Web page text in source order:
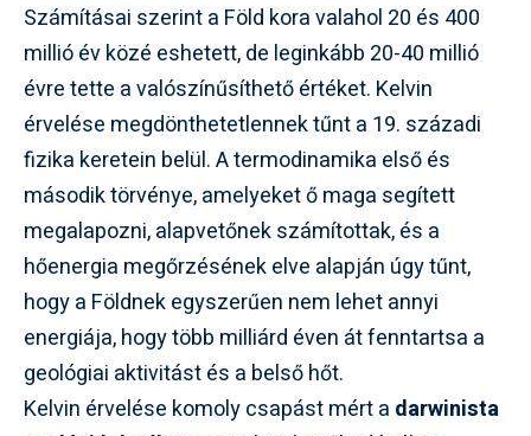
Számításai szerint a Föld kora valahol 20 és 400
millió év közé eshetett, de leginkább 20-40 millió
évre tette a valószínűsíthető értéket. Kelvin
érvelése megdönthetetlennek tűnt a 19. századi
fizika keretein belül. A termodinamika első és
második törvénye, amelyeket ő maga segített
megalapozni, alapvetőnek számítottak, és a
hőenergia megőrzésének elve alapján úgy tűnt,
hogy a Földnek egyszerűen nem lehet annyi
energiája, hogy több milliárd éven át fenntartsa a
geológiai aktivitást és a belső hőt.
Kelvin érvelése komoly csapást mért a darwinista